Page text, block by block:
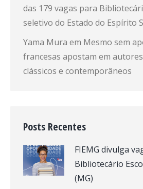
das 179 vagas para
seletivo do Estado do Espírito
Yama Mura em Mesmo sem
francesas apostam em
clássicos e contemporâneos
Posts Recentes
FIEMG divulga
Bibliotecário
(MG)